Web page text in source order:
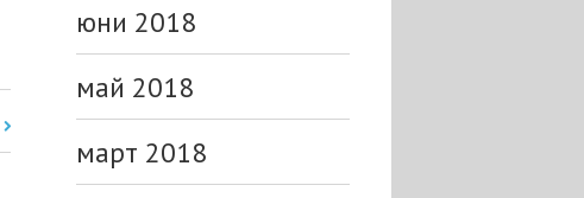
юни 2018
май 2018
март 2018